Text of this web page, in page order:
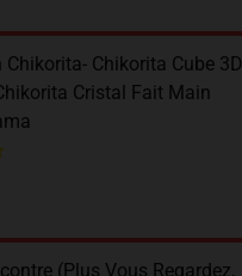
Chikorita- Chikorita Cube 3D
Cristal Fait Main
(Plus Vous Regardez,